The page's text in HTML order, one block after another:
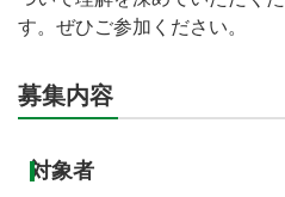
す。ぜひご参加ください。
募集内容
対象者